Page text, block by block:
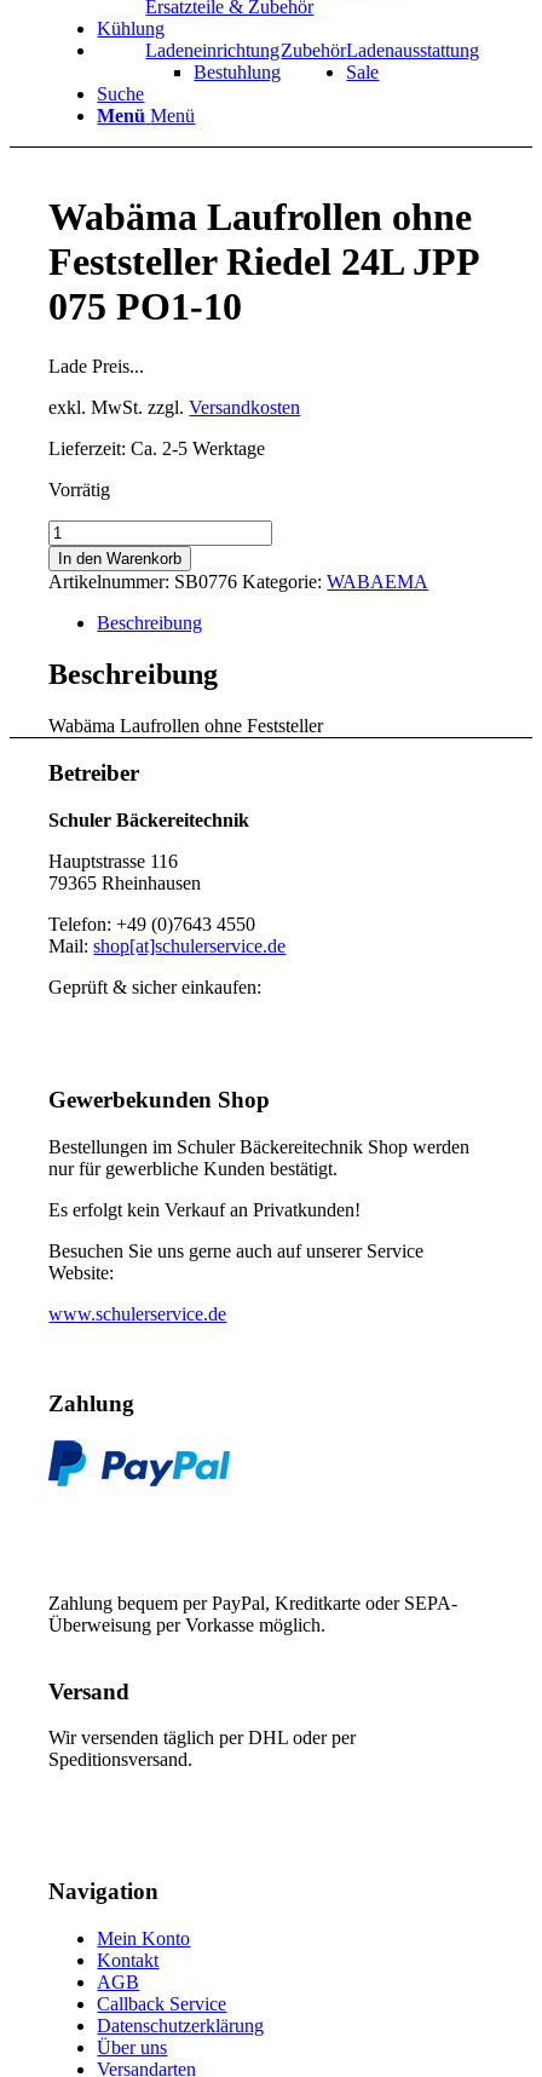
Ersatzteile & Zubehör
Kühlung
Ladenausstattung
Ladeneinrichtung
Bestuhlung
Zubehör
Sale
Suche
Menü Menü
Wabäma Laufrollen ohne
Feststeller Riedel 24L JPP
075 PO1-10
Lade Preis...
exkl. MwSt. zzgl.Versandkosten
Lieferzeit: Ca. 2-5 Werktage
Vorrätig
Wabäma
Laufrollen
ohne
Feststeller
Riedel
JPP
075
10
In den Warenkorb
Artikelnummer: SB0776 Kategorie:WABAEMA
Beschreibung
Beschreibung
Wabäma Laufrollen ohne Feststeller
Betreiber
Schuler Bäckereitechnik
Hauptstrasse 116
79365 Rheinhausen
Telefon: +49 (0)7643 4550
Mail:shop[at]schulerservice.de
Geprüft & sicher einkaufen:
Gewerbekunden Shop
Bestellungen im Schuler Bäckereitechnik Shop werden
nur für gewerbliche Kunden bestätigt.
Es erfolgt kein Verkauf an Privatkunden!
Besuchen Sie uns gerne auch auf unserer Service
Website:
www.schulerservice.de
Zahlung
Zahlung bequem per PayPal, Kreditkarte oder SEPA-
Überweisung per Vorkasse möglich.
Versand
Wir versenden täglich per DHL oder per
Speditionsversand.
Navigation
Mein Konto
Kontakt
AGB
Callback Service
Datenschutzerklärung
Über uns
Versandarten